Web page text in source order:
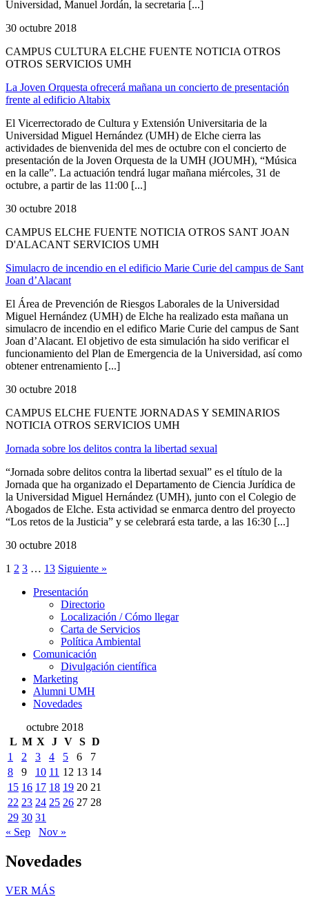
Universidad, Manuel Jordán, la secretaria [...]
30 octubre 2018
CAMPUS CULTURA ELCHE FUENTE NOTICIA OTROS
OTROS SERVICIOS UMH
La Joven Orquesta ofrecerá mañana un concierto de presentación
frente al edificio Altabix
El Vicerrectorado de Cultura y Extensión Universitaria de la
Universidad Miguel Hernández (UMH) de Elche cierra las
actividades de bienvenida del mes de octubre con el concierto de
presentación de la Joven Orquesta de la UMH (JOUMH), “Música
en la calle”. La actuación tendrá lugar mañana miércoles, 31 de
octubre, a partir de las 11:00 [...]
30 octubre 2018
CAMPUS ELCHE FUENTE NOTICIA OTROS SANT JOAN
D'ALACANT SERVICIOS UMH
Simulacro de incendio en el edificio Marie Curie del campus de Sant
Joan d’Alacant
El Área de Prevención de Riesgos Laborales de la Universidad
Miguel Hernández (UMH) de Elche ha realizado esta mañana un
simulacro de incendio en el edifico Marie Curie del campus de Sant
Joan d’Alacant. El objetivo de esta simulación ha sido verificar el
funcionamiento del Plan de Emergencia de la Universidad, así como
obtener entrenamiento [...]
30 octubre 2018
CAMPUS ELCHE FUENTE JORNADAS Y SEMINARIOS
NOTICIA OTROS SERVICIOS UMH
Jornada sobre los delitos contra la libertad sexual
“Jornada sobre delitos contra la libertad sexual” es el título de la
Jornada que ha organizado el Departamento de Ciencia Jurídica de
la Universidad Miguel Hernández (UMH), junto con el Colegio de
Abogados de Elche. Esta actividad se enmarca dentro del proyecto
“Los retos de la Justicia” y se celebrará esta tarde, a las 16:30 [...]
30 octubre 2018
1 2 3 … 13 Siguiente »
Presentación
Presentación
Directorio
Localización / Cómo llegar
Carta de Servicios
Política Ambiental
Comunicación
Comunicación
Divulgación científica
Marketing
Alumni UMH
Novedades
octubre 2018
L M X J V S D
1
2 3 4 5 6
7
8
9 10 11 12 13 14
15 16 17 18 19 20 21
22 23 24 25 26 27 28
29 30 31
« Sep
Nov »
Novedades
VER MÁS